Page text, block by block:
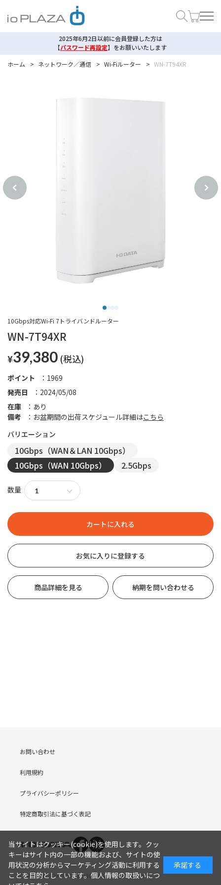
2025年6月2日以前に会員登録した方は
【パスワード再設定】 をお願いいたします
ホーム
> ネットワーク／通信 > Wi-Fiルーター > WN-7T94XR
WN-7T94XR
10Gbps対応Wi-Fi 7トライバンドルーター
¥39,380
発売日 2024/05/08
ポイント 1969
在庫
あり
備考
お盆期間の出荷スケジュール詳細はこちら
10Gbps（WAN＆LAN 10Gbps）
10Gbps（WAN 10Gbps）
2.5Gbps
数量
お気に入りに登録する
商品詳細を見る 納期を問い合わせる
お問い合わせ
利用規約
プライバシーポリシー
特定商取引法に基づく表記
COPYRIGHT (C) I-O DATA DEVICE, INC. Since 2005.9.19
当サイトはクッキー(cookie)を使用します。クッ
キーはサイト内の一部の機能および、サイトの使
用状況の分析からマーケティング活動に利用する
ことを目的としています。個人情報の取扱いにつ
承諾する